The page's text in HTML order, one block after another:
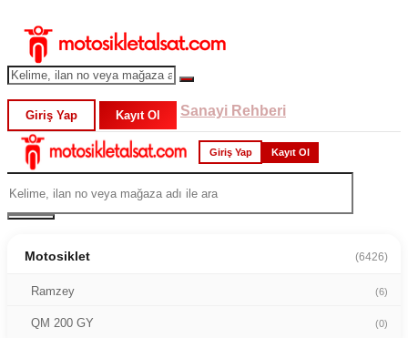
Giriş Yap Kayıt Ol Sanayi Rehberi
Giriş Yap Kayıt Ol
Motosiklet (6426)
Ramzey (6)
QM 200 GY (0)